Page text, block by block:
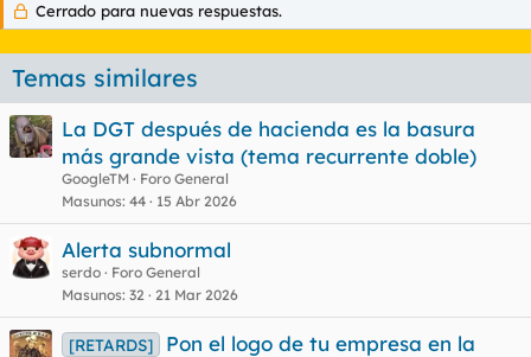
Cerrado para nuevas respuestas.
Temas similares
La DGT después de hacienda es la basura
más grande vista (tema recurrente doble)
GoogleTM
Foro General
Masunos 44 15 Abr 2026
Alerta subnormal
serdo
Foro General
Masunos 32 21 Mar 2026
[RETARDS]
Pon el logo de tu empresa en la